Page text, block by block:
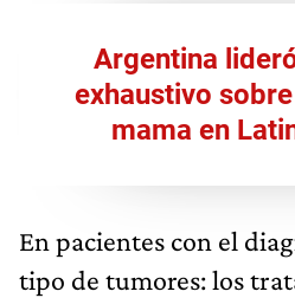
Argentina
exhaustivo
mama en
En pacientes con el
tipo de tumores: los